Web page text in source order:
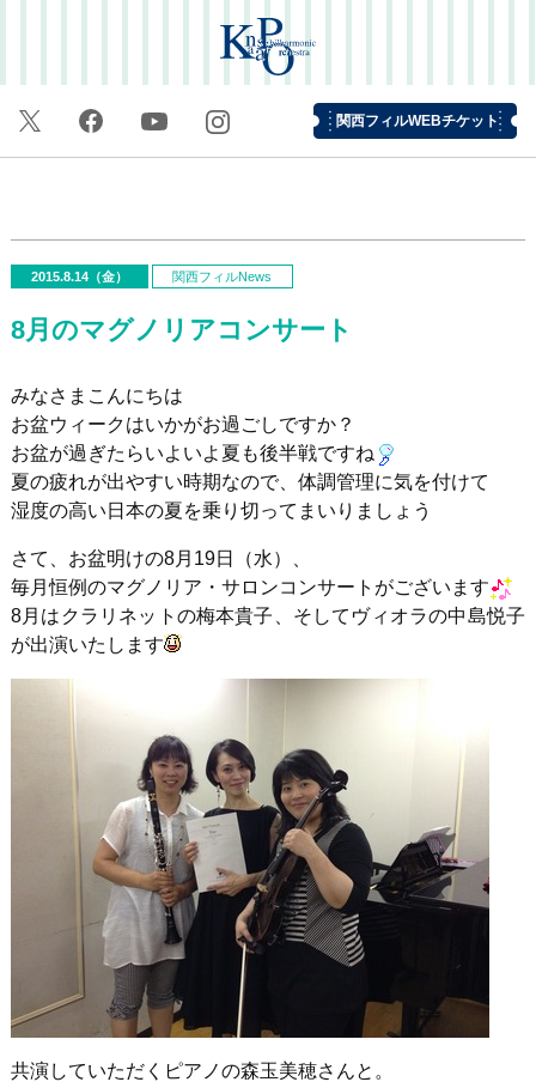
関西フィルWEBチケット
2015.8.14（金） 関西フィルNews
8月のマグノリアコンサート
みなさまこんにちは
お盆ウィークはいかがお過ごしですか？
お盆が過ぎたらいよいよ夏も後半戦ですね
夏の疲れが出やすい時期なので、体調管理に気を付けて
湿度の高い日本の夏を乗り切ってまいりましょう
さて、お盆明けの8月19日（水）、
毎月恒例のマグノリア・サロンコンサートがございます
8月はクラリネットの梅本貴子、そしてヴィオラの中島悦子
が出演いたします
共演していただくピアノの森玉美穂さんと。